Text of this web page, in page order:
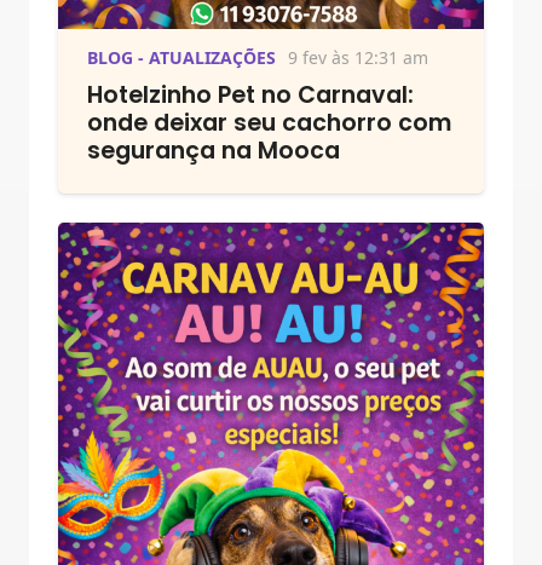
BLOG - ATUALIZAÇÕES 9 fev às 12:31 am
Hotelzinho Pet no Carnaval:
onde deixar seu cachorro com
segurança na Mooca